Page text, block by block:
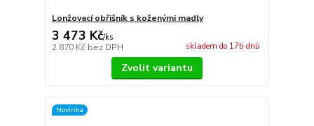
Lonžovací obřišník s koženými madly
3 473 Kč/ks
2 870 Kč bez DPH skladem do 17ti dnů
Zvolit variantu
Novinka